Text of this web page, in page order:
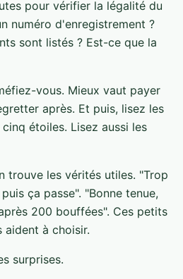
pour vérifier la légalité du
numéro d'enregistrement ?
sont listés ? Est-ce que la
vous. Mieux vaut payer
après. Et puis, lisez les
étoiles. Lisez aussi les
trouve les vérités utiles. "Trop
ça passe". "Bonne tenue,
200 bouffées". Ces petits
aident à choisir.
surprises.